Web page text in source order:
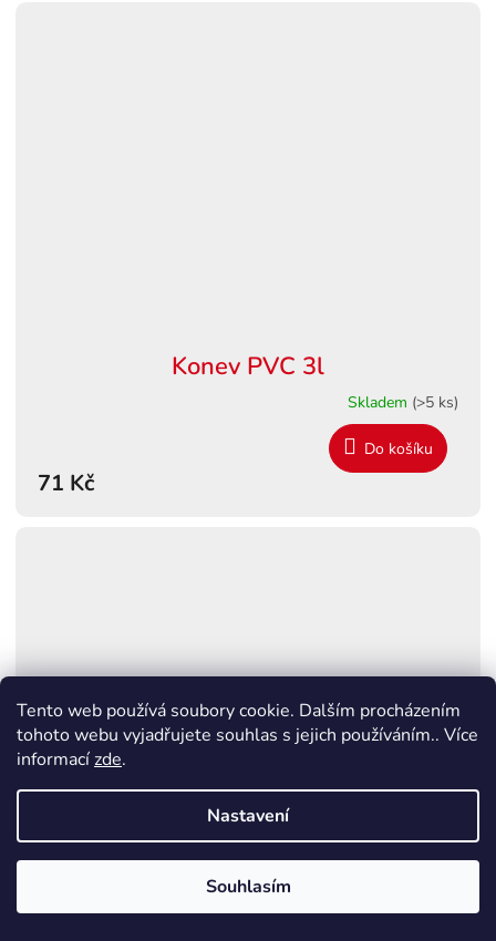
Tento web používá soubory cookie. Dalším procházením
tohoto webu vyjadřujete souhlas s jejich používáním.. Více
informacízde.
Nastavení
Souhlasím
Konev PVC 3l
Skladem (>5 ks)
71 Kč
Do košíku
Lampa stojací solární s USB, 5W,
IP54
5% SLEVA NA PRVNÍ NÁKUP